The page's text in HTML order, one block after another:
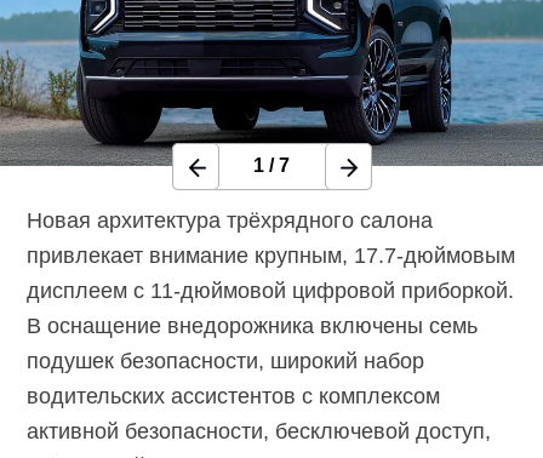
1 /7
Новая архитектура трёхрядного салона
привлекает внимание крупным, 17.7-дюймовым
дисплеем с 11-дюймовой цифровой приборкой.
В оснащение внедорожника включены семь
подушек безопасности, широкий набор
водительских ассистентов с комплексом
активной безопасности, бесключевой доступ,